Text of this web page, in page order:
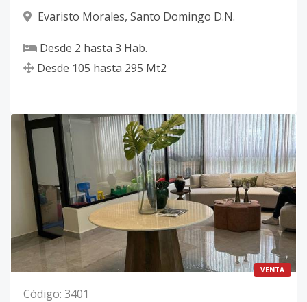
Evaristo Morales, Santo Domingo D.N.
Desde 2 hasta 3 Hab.
Desde 105 hasta 295 Mt2
VENTA
Código: 3401